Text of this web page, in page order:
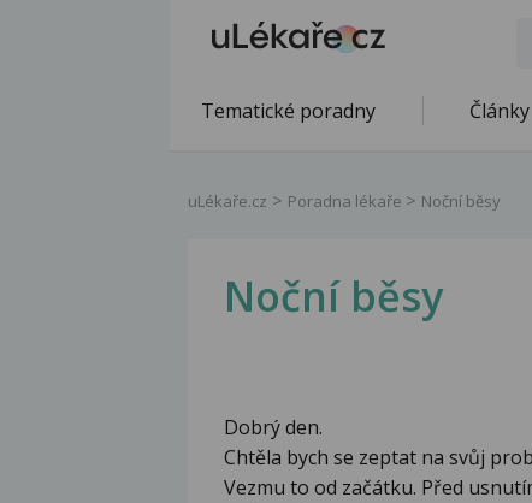
Tematické poradny Články
uLékaře.cz Poradna lékaře Noční běsy
Noční běsy
Dobrý den.
Chtěla bych se zeptat na svůj
Vezmu to od začátku. Před